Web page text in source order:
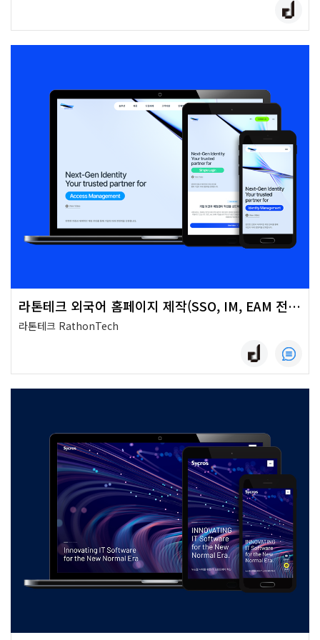
라톤테크 외국어 홈페이지 제작(SSO, IM, EAM 전문) [수출바우처]
라톤테크 RathonTech